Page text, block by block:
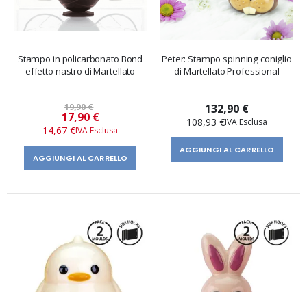
Stampo in policarbonato Bond
effetto nastro di Martellato
19,90 €
Prezzo
speciale
17,90 €
14,67 €
AGGIUNGI AL CARRELLO
Peter: Stampo spinning coniglio
di Martellato Professional
132,90 €
108,93 €
AGGIUNGI AL CARRELLO